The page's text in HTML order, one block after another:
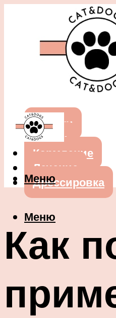
Собаки
Кошки
Кормление
Лечение
Дрессировка
Меню
Меню
Как